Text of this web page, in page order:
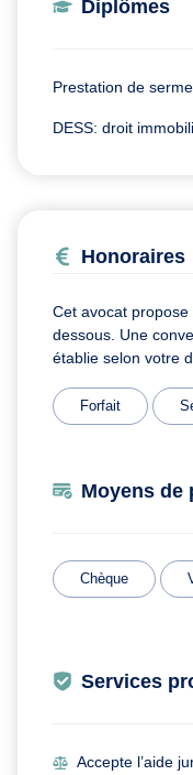
Diplômes
Prestation de
DESS: droit
Honoraires
Cet avocat
dessous. Une
établie selon votre
Forfait
Moyens de
Chèque
Services
Accepte l’aide